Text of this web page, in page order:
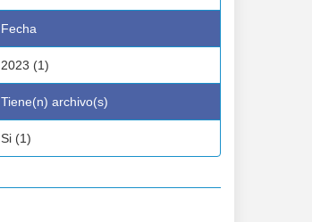
Fecha
2023 (1)
Tiene(n) archivo(s)
Si (1)